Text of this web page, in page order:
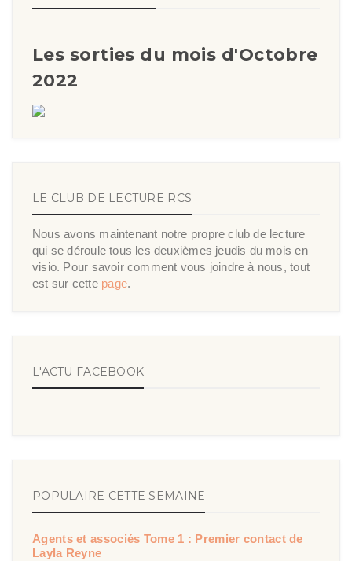
Les sorties du mois d'Octobre
2022
LE CLUB DE LECTURE RCS
Nous avons maintenant notre propre club de lecture
qui se déroule tous les deuxièmes jeudis du mois en
visio. Pour savoir comment vous joindre à nous, tout
est sur cette page.
L'ACTU FACEBOOK
POPULAIRE CETTE SEMAINE
Agents et associés Tome 1 : Premier contact de
Layla Reyne